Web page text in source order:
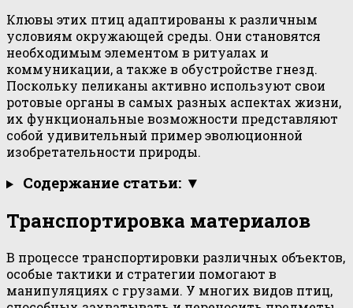
Клювы этих птиц адаптированы к различным
условиям окружающей среды. Они становятся
необходимым элементом в ритуалах и
коммуникации, а также в обустройстве гнезд.
Поскольку пеликаны активно используют свои
ротовые органы в самых разных аспектах жизни,
их функциональные возможности представляют
собой удивительный пример эволюционной
изобретательности природы.
Содержание статьи: ▼
Транспортировка материалов
В процессе транспортировки различных объектов,
особые тактики и стратегии помогают в
манипуляциях с грузами. У многих видов птиц,